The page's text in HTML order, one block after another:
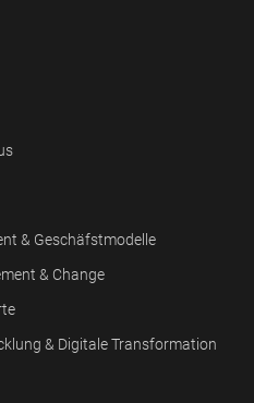
& Geschäfstmodelle
& Change
& Digitale Transformation